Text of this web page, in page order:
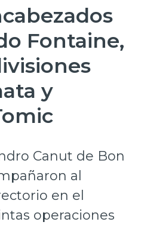
Fontaine,
y
Canut de Bon
al
en el
operaciones